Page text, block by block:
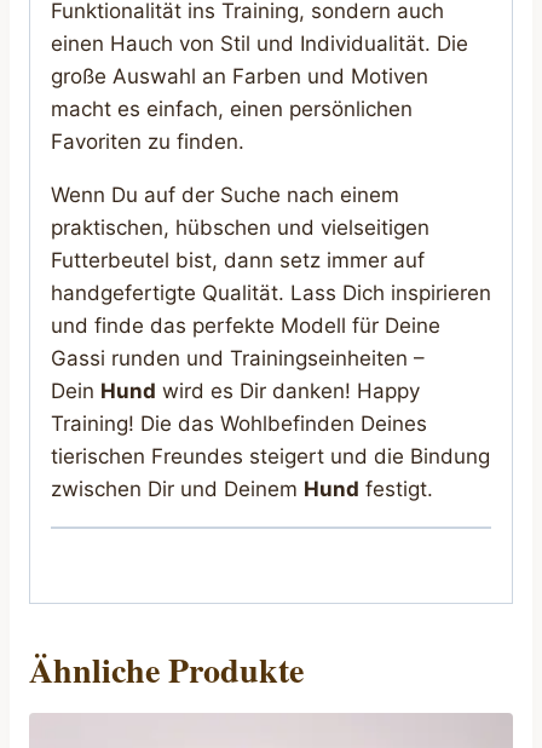
Funktionalität ins Training, sondern auch
einen Hauch von Stil und Individualität. Die
große Auswahl an Farben und Motiven
macht es einfach, einen persönlichen
Favoriten zu finden.
Wenn Du auf der Suche nach einem
praktischen, hübschen und vielseitigen
Futterbeutel bist, dann setz immer auf
handgefertigte Qualität. Lass Dich inspirieren
und finde das perfekte Modell für Deine
Gassi runden und Trainingseinheiten –
Dein Hund wird es Dir danken! Happy
Training! Die das Wohlbefinden Deines
tierischen Freundes steigert und die Bindung
zwischen Dir und Deinem Hund festigt.
Ähnliche Produkte